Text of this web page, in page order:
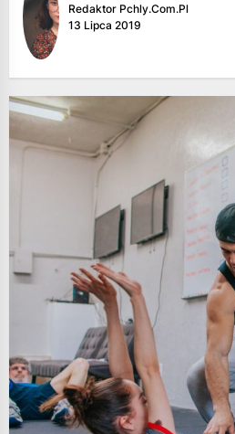
Redaktor Pchly.com.pl
13 Lipca 2019